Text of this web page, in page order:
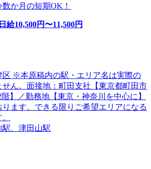
か月の短期OK！
日給10,500円〜11,500円
区 ※本原稿内の駅・エリア名は実際の
ん。面接地：町田支社【東京都町田市
】／勤務地【東京・神奈川を中心に】
ます。できる限りご希望エリアになる
、津田山駅